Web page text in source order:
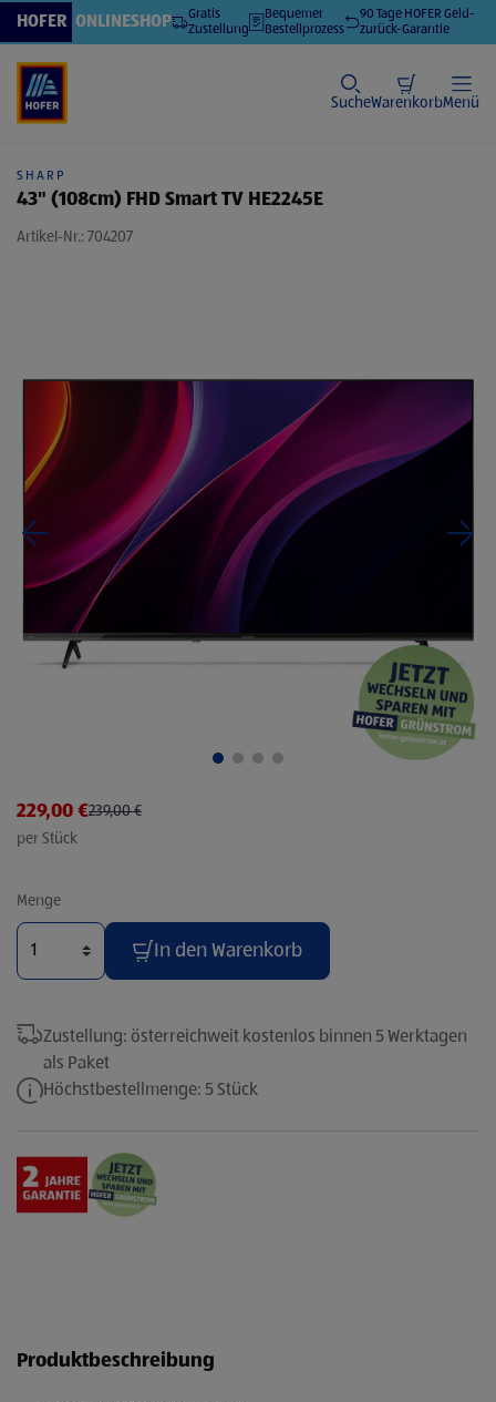
Verwenden Sie die Pfeiltasten nach oben und unten, um durch
HOFER ONLINESHOP
Gratis
Zustellung
Bequemer
Bestellprozess
90 Tage HOFER Geld-
zurück-Garantie
SucheWarenkorbMenü
SHARP
43" (108cm) FHD Smart TV HE2245E
Artikel-Nr.: 704207
229,00 €239,00 €
per Stück
Menge
In den Warenkorb
Zustellung: österreichweit kostenlos binnen 5 Werktagen
als Paket
Höchstbestellmenge: 5 Stück
Produktbeschreibung